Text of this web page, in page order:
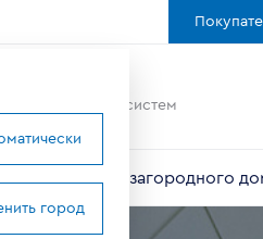
мировой
оконных систем
Для загородного
город